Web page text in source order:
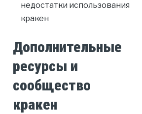
недостатки использования
кракен
Дополнительные
ресурсы и
сообщество
кракен